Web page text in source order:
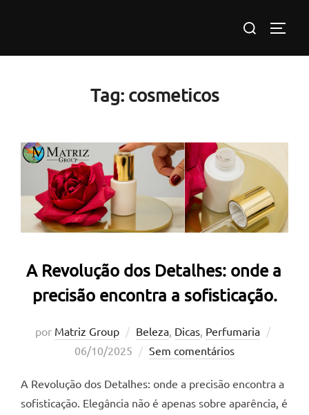
Pesquisar
Tag: cosmeticos
A Revolução dos Detalhes: onde a
precisão encontra a sofisticação.
por Matriz Group Beleza Dicas Perfumaria
06/10/2025 Sem comentários
A Revolução dos Detalhes: onde a precisão encontra a
sofisticação. Elegância não é apenas sobre aparência, é